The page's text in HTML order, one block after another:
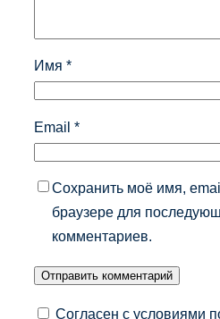
Имя *
Email *
Сохранить моё имя,
браузере для
комментариев.
Согласен с условиями